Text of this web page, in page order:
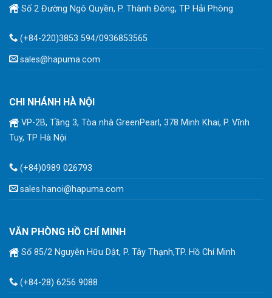
Số 2 Đường Ngô Quyền, P. Thành Đông, TP Hải Phòng
(+84-220)3853 594/0936853565
sales@hapuma.com
CHI NHÁNH HÀ NỘI
VP-2B, Tầng 3, Tòa nhà GreenPearl, 378 Minh Khai, P. Vĩnh
Tuy, TP Hà Nội
(+84)0989 026793
sales.hanoi@hapuma.com
VĂN PHÒNG HỒ CHÍ MINH
Số 85/2 Nguyễn Hữu Dật, P. Tây Thạnh,TP. Hồ Chí Minh
(+84-28) 6256 9088